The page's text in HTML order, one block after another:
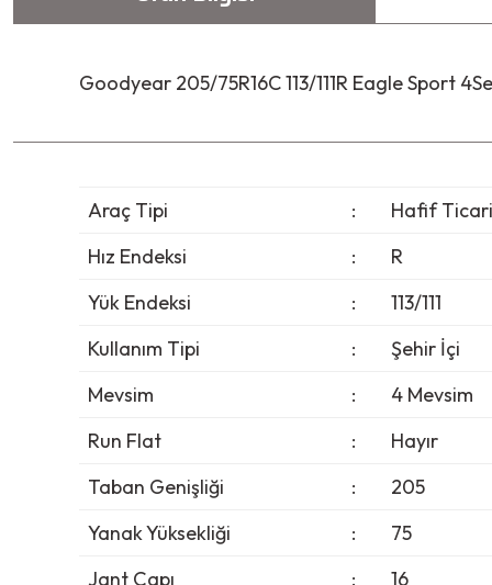
Goodyear 205/75R16C 113/111R Eagle Sport
Araç Tipi :
Hafif Ticari
Hız Endeksi
:
R
Yük Endeksi
:
113/111
Kullanım Tipi
:
Şehir İçi
Mevsim
:
4 Mevsim
Run Flat
:
Hayır
Taban Genişliği
:
205
Yanak Yüksekliği
:
75
Jant Çapı
:
16